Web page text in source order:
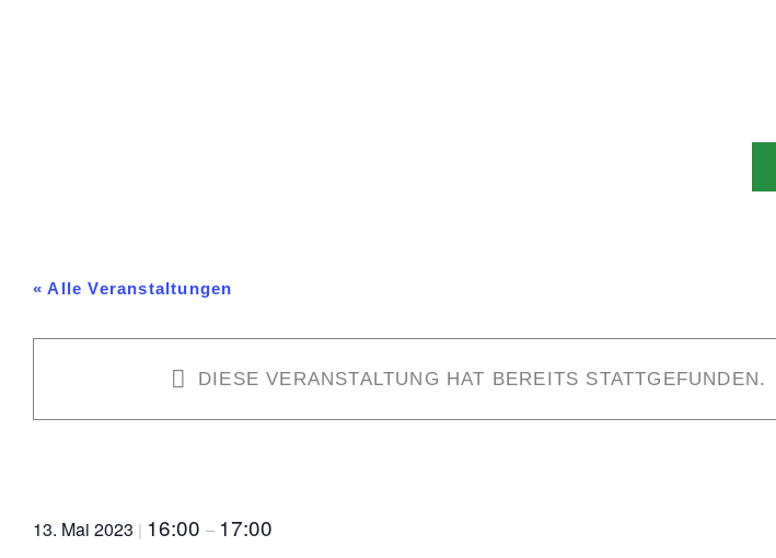
« Alle Veranstaltungen
DIESE VERANSTALTUNG HAT BEREITS STATTGEFUNDEN.
13. Mai 2023 | 16:00 – 17:00